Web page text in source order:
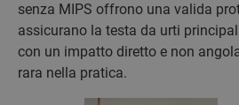
senza MIPS offrono una valida
assicurano la testa da urti
con un impatto diretto e non
rara nella pratica.